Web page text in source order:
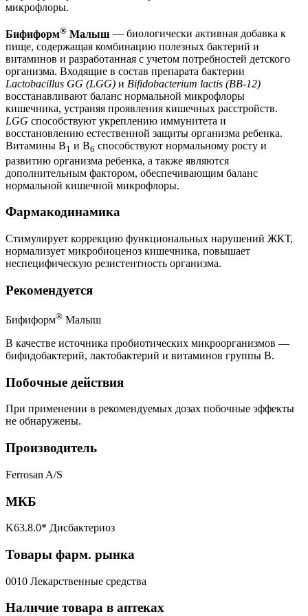
микрофлоры.
Бифиформ® Малыш — биологически активная добавка к
пище, содержащая комбинацию полезных бактерий и
витаминов и разработанная с учетом потребностей детского
организма. Входящие в состав препарата бактерии
Lactobacillus GG (LGG) и Bifidobacterium lactis (BB-12)
восстанавливают баланс нормальной микрофлоры
кишечника, устраняя проявления кишечных расстройств.
LGG способствуют укреплению иммунитета и
восстановлению естественной защиты организма ребенка.
Витамины B1 и B6 способствуют нормальному росту и
развитию организма ребенка, а также являются
дополнительным фактором, обеспечивающим баланс
нормальной кишечной микрофлоры.
Фармакодинамика
Стимулирует коррекцию функциональных нарушений ЖКТ,
нормализует микробиоценоз кишечника, повышает
неспецифическую резистентность организма.
Рекомендуется
Бифиформ® Малыш
В качестве источника пробиотических микроорганизмов —
бифидобактерий, лактобактерий и витаминов группы B.
Побочные действия
При применении в рекомендуемых дозах побочные эффекты
не обнаружены.
Производитель
Ferrosan A/S
МКБ
K63.8.0* Дисбактериоз
Товары фарм. рынка
0010 Лекарственные средства
Наличие товара в аптеках